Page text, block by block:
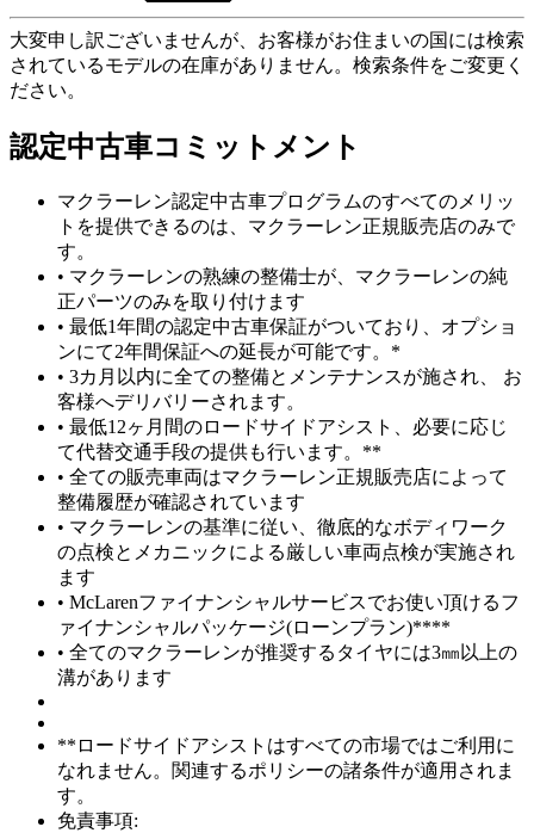
大変申し訳ございませんが、お客様がお住まいの国には検索
されているモデルの在庫がありません。検索条件をご変更く
ださい。
認定中古車コミットメント
マクラーレン認定中古車プログラムのすべてのメリッ
トを提供できるのは、マクラーレン正規販売店のみで
す。
• マクラーレンの熟練の整備士が、マクラーレンの純
正パーツのみを取り付けます
• 最低1年間の認定中古車保証がついており、オプショ
ンにて2年間保証への延長が可能です。*
• 3カ月以内に全ての整備とメンテナンスが施され、 お
客様へデリバリーされます。
• 最低12ヶ月間のロードサイドアシスト、必要に応じ
て代替交通手段の提供も行います。**
• 全ての販売車両はマクラーレン正規販売店によって
整備履歴が確認されています
• マクラーレンの基準に従い、徹底的なボディワーク
の点検とメカニックによる厳しい車両点検が実施され
ます
• McLarenファイナンシャルサービスでお使い頂けるフ
ァイナンシャルパッケージ(ローンプラン)****
• 全てのマクラーレンが推奨するタイヤには3㎜以上の
溝があります
**ロードサイドアシストはすべての市場ではご利用に
なれません。関連するポリシーの諸条件が適用されま
す。
免責事項: